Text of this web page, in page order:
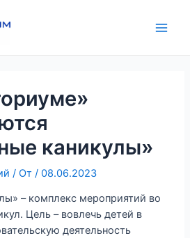
каникулы»
/ От/08.06.2023
– комплекс мероприятий во
Цель – вовлечь детей в
деятельность